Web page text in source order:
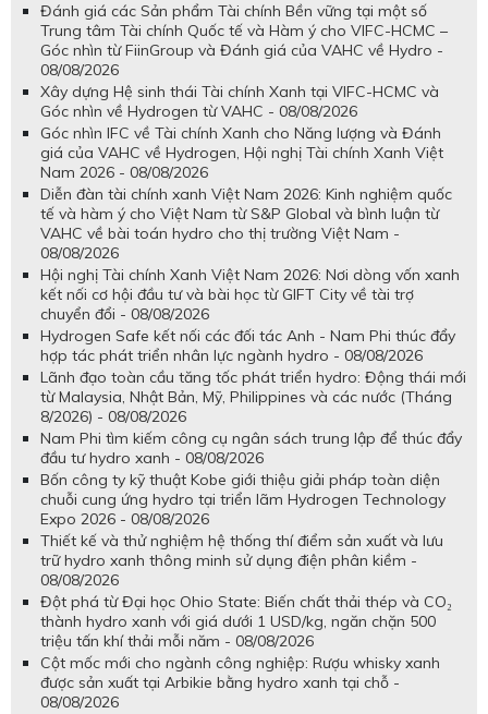
Đánh giá các Sản phẩm Tài chính Bền vững tại một số
Trung tâm Tài chính Quốc tế và Hàm ý cho VIFC-HCMC –
Góc nhìn từ FiinGroup và Đánh giá của VAHC về Hydro -
08/08/2026
Xây dựng Hệ sinh thái Tài chính Xanh tại VIFC-HCMC và
Góc nhìn về Hydrogen từ VAHC - 08/08/2026
Góc nhìn IFC về Tài chính Xanh cho Năng lượng và Đánh
giá của VAHC về Hydrogen, Hội nghị Tài chính Xanh Việt
Nam 2026 - 08/08/2026
Diễn đàn tài chính xanh Việt Nam 2026: Kinh nghiệm quốc
tế và hàm ý cho Việt Nam từ S&P Global và bình luận từ
VAHC về bài toán hydro cho thị trường Việt Nam -
08/08/2026
Hội nghị Tài chính Xanh Việt Nam 2026: Nơi dòng vốn xanh
kết nối cơ hội đầu tư và bài học từ GIFT City về tài trợ
chuyển đổi - 08/08/2026
Hydrogen Safe kết nối các đối tác Anh - Nam Phi thúc đẩy
hợp tác phát triển nhân lực ngành hydro - 08/08/2026
Lãnh đạo toàn cầu tăng tốc phát triển hydro: Động thái mới
từ Malaysia, Nhật Bản, Mỹ, Philippines và các nước (Tháng
8/2026) - 08/08/2026
Nam Phi tìm kiếm công cụ ngân sách trung lập để thúc đẩy
đầu tư hydro xanh - 08/08/2026
Bốn công ty kỹ thuật Kobe giới thiệu giải pháp toàn diện
chuỗi cung ứng hydro tại triển lãm Hydrogen Technology
Expo 2026 - 08/08/2026
Thiết kế và thử nghiệm hệ thống thí điểm sản xuất và lưu
trữ hydro xanh thông minh sử dụng điện phân kiềm -
08/08/2026
Đột phá từ Đại học Ohio State: Biến chất thải thép và CO₂
thành hydro xanh với giá dưới 1 USD/kg, ngăn chặn 500
triệu tấn khí thải mỗi năm - 08/08/2026
Cột mốc mới cho ngành công nghiệp: Rượu whisky xanh
được sản xuất tại Arbikie bằng hydro xanh tại chỗ -
08/08/2026